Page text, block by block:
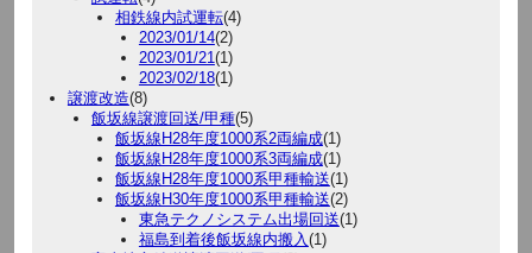
相鉄線内試運転(4)
2023/01/14(2)
2023/01/21(1)
2023/02/18(1)
譲渡改造(8)
飯坂線譲渡回送/甲種(5)
飯坂線H28年度1000系2両編成(1)
飯坂線H28年度1000系3両編成(1)
飯坂線H28年度1000系甲種輸送(1)
飯坂線H30年度1000系甲種輸送(2)
東急テクノシステム出場回送(1)
福島到着後飯坂線内搬入 (1)